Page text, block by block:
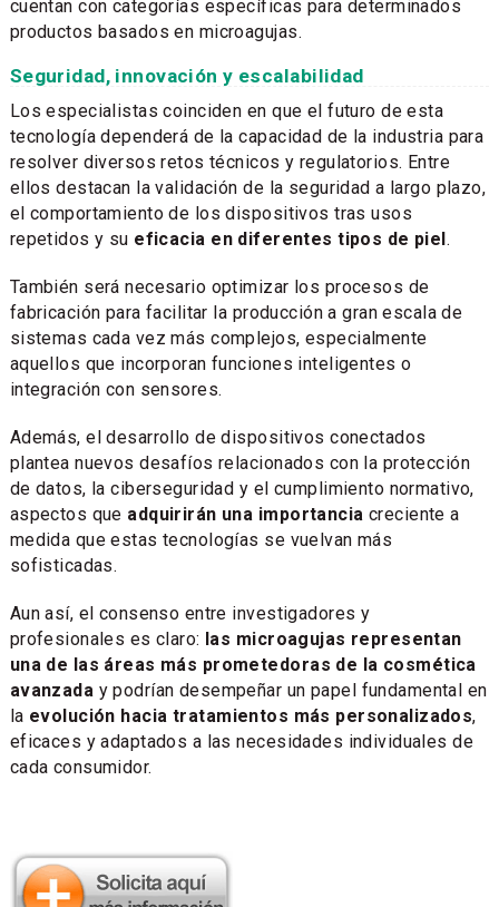
cuentan con categorías específicas para determinados
productos basados en microagujas.
Seguridad, innovación y escalabilidad
Los especialistas coinciden en que el futuro de esta
tecnología dependerá de la capacidad de la industria para
resolver diversos retos técnicos y regulatorios. Entre
ellos destacan la validación de la seguridad a largo plazo,
el comportamiento de los dispositivos tras usos
repetidos y su eficacia en diferentes tipos de piel .
También será necesario optimizar los procesos de
fabricación para facilitar la producción a gran escala de
sistemas cada vez más complejos, especialmente
aquellos que incorporan funciones inteligentes o
integración con sensores.
Además, el desarrollo de dispositivos conectados
plantea nuevos desafíos relacionados con la protección
de datos, la ciberseguridad y el cumplimiento normativo,
aspectos que adquirirán una importancia creciente a
medida que estas tecnologías se vuelvan más
sofisticadas.
Aun así, el consenso entre investigadores y
profesionales es claro: las microagujas representan
una de las áreas más prometedoras de la cosmética
avanzada y podrían desempeñar un papel fundamental en
la evolución hacia tratamientos más personalizados,
eficaces y adaptados a las necesidades individuales de
cada consumidor.